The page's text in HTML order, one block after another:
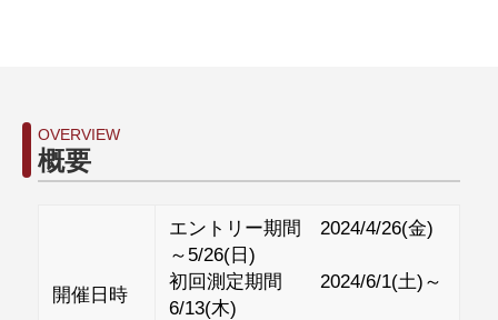
OVERVIEW
概要
開催日時
エントリー期間 2024/4/26(金)
～5/26(日)
初回測定期間 2024/6/1(土)～
6/13(木)